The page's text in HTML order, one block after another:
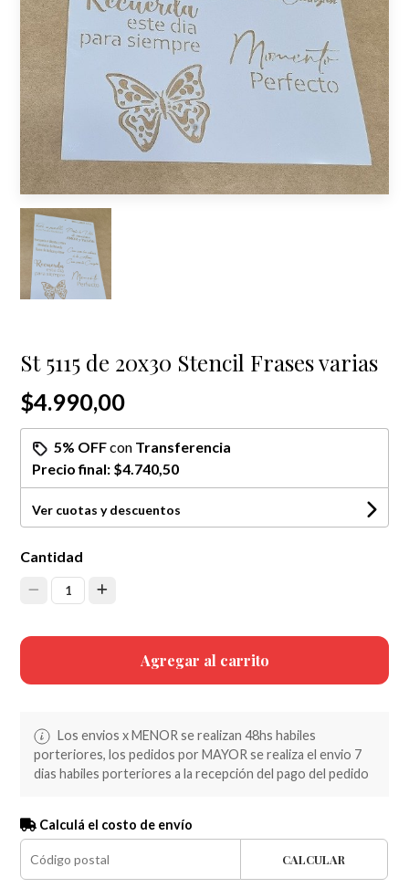
St 5115 de 20x30 Stencil Frases varias
$4.990,00
5% OFFcon Transferencia
Precio final: $4.740,50
Ver cuotas y descuentos
Cantidad
1
Agregar al carrito
Los envios x MENOR se realizan 48hs habiles
porteriores, los pedidos por MAYOR se realiza el envio 7
dias habiles porteriores a la recepción del pago del pedido
Calculá el costo de envío
CALCULAR